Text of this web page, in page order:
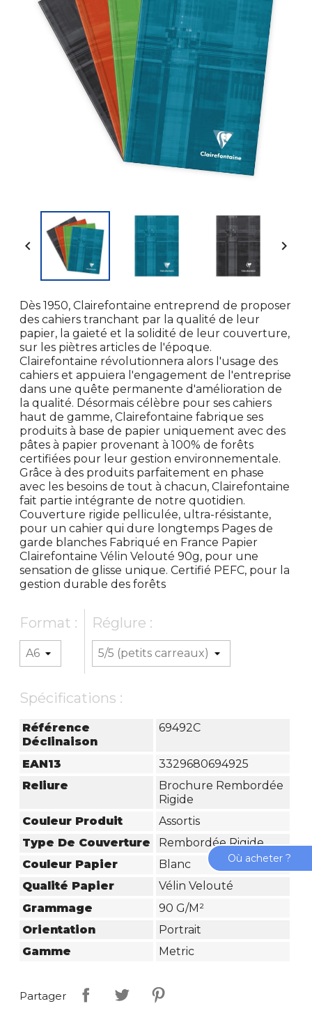
 
Dès 1950, Clairefontaine entreprend de proposer
des cahiers tranchant par la qualité de leur
papier, la gaieté et la solidité de leur couverture,
sur les piètres articles de l'époque.
Clairefontaine révolutionnera alors l'usage des
cahiers et appuiera l'engagement de l'entreprise
dans une quête permanente d'amélioration de
la qualité. Désormais célèbre pour ses cahiers
haut de gamme, Clairefontaine fabrique ses
produits à base de papier uniquement avec des
pâtes à papier provenant à 100% de forêts
certifiées pour leur gestion environnementale.
Grâce à des produits parfaitement en phase
avec les besoins de tout à chacun, Clairefontaine
fait partie intégrante de notre quotidien.
Couverture rigide pelliculée, ultra-résistante,
pour un cahier qui dure longtemps Pages de
garde blanches Fabriqué en France Papier
Clairefontaine Vélin Velouté 90g, pour une
sensation de glisse unique. Certifié PEFC, pour la
gestion durable des forêts
Format : Réglure :
Spécifications :
Référence
Déclinaison
69492C
EAN13
3329680694925
Reliure
Brochure Rembordée
Rigide
Couleur Produit
Assortis
Type De Couverture
Rembordée Rigide
Couleur Papier
Blanc
Qualité Papier
Vélin Velouté
Grammage
90 G/m²
Orientation
Portrait
Gamme
Metric
Partager
Où acheter ?